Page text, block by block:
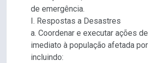
de emergência.
I. Respostas a Desastres
a. Coordenar e executar ações
imediato à população afetada
incluindo: